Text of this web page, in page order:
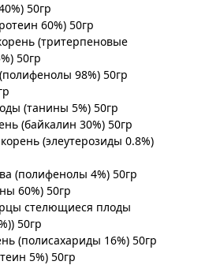
50гр
60%) 50гр
(тритерпеновые
50гр
98%) 50гр
(танины 5%) 50гр
(байкалин 30%) 50гр
(элеутерозиды 0.8%)
(полифенолы 4%) 50гр
60%) 50гр
стелющиеся плоды
50гр
(полисахариды 16%) 50гр
5%) 50гр